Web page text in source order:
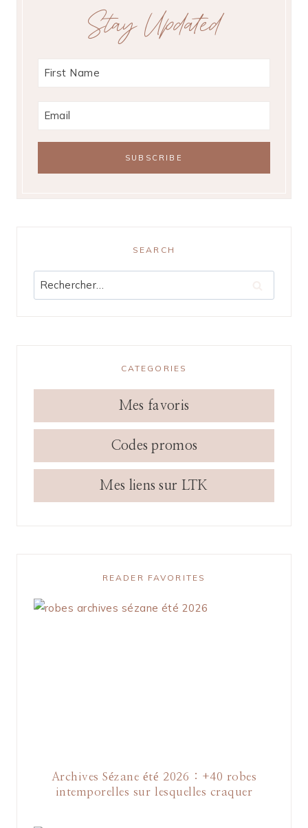
Stay Updated
SEARCH
Rechercher :
CATEGORIES
Mes favoris
Codes promos
Mes liens sur LTK
READER FAVORITES
Archives Sézane été 2026 : +40 robes
intemporelles sur lesquelles craquer